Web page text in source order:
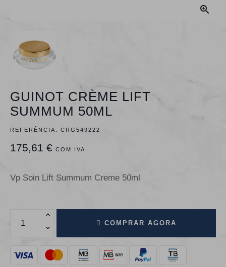

GUINOT CRÈME LIFT
SUMMUM 50ML
REFERÊNCIA: CRG549222
175,61 € COM IVA
Vp Soin Lift Summum Creme 50ml
COMPRAR AGORA